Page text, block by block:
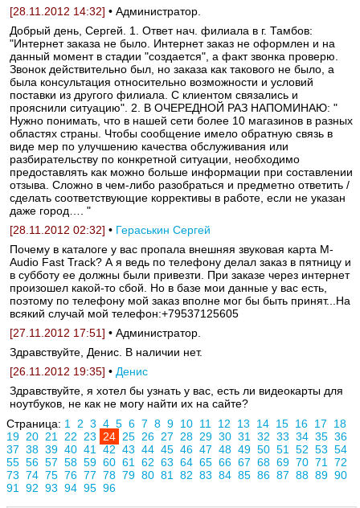
[28.11.2012 14:32] • Администратор.
Добрый день, Сергей. 1. Ответ нач. филиала в г. Тамбов:
"Интернет заказа не было. Интернет заказ не оформлен и на
данный момент в стадии "создается", а факт звонка проверю.
Звонок действительно был, но заказа как такового не было, а
была консультация относительно возможности и условий
поставки из другого филиала. С клиентом связались и
прояснили ситуацию". 2. В ОЧЕРЕДНОЙ РАЗ НАПОМИНАЮ: "
Нужно понимать, что в нашей сети более 10 магазинов в разных
областях страны. Чтобы сообщение имело обратную связь в
виде мер по улучшению качества обслуживания или
разбирательству по конкретной ситуации, необходимо
предоставлять как можно больше информации при составлении
отзыва. Сложно в чем-либо разобраться и предметно ответить /
сделать соответствующие коррективы в работе, если не указан
даже город…. "
[28.11.2012 02:32] • Гераськин Сергей
Почему в каталоге у вас пропала внешняя звуковая карта M-
Audio Fast Track? А я ведь по телефону делал заказ в пятницу и
в субботу ее должны были привезти. При заказе через интернет
произошел какой-то сбой. Но в базе мои данные у вас есть,
поэтому по телефону мой заказ вполне мог бы быть принят...На
всякий случай мой телефон:+79537125605
[27.11.2012 17:51] • Администратор.
Здравствуйте, Денис. В наличии нет.
[26.11.2012 19:35] • Денис
Здравствуйте, я хотел бы узнать у вас, есть ли видеокарты для
ноутбуков, не как не могу найти их на сайте?
Страница: 1 2 3 4 5 6 7 8 9 10 11 12 13 14 15 16 17
18
19 20 21 22 23 24 25 26 27 28 29 30 31 32 33 34 35 36
37 38 39 40 41 42 43 44 45 46 47 48 49 50 51 52 53 54
55 56 57 58 59 60 61 62 63 64 65 66 67 68 69 70 71
72
73 74 75 76 77 78 79 80 81 82 83 84 85 86 87 88 89 90
91
92 93 94 95 96